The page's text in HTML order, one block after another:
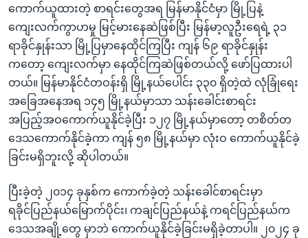
ကောက်ယူထားတဲ့ စာရင်းတွေအရ မြန်မာနိုင်ငံမှာ မြို့ပြနဲ့
ကျေးလက်ကွာဟမှု မြင့်မားနေဆဲဖြစ်ပြီး မြန်မာ့လူဦးရေရဲ့ ၃၁
ရာခိုင်နှုန်းသာ မြို့ပြမှာနေထိုင်ကြပြီး ကျန် ၆၉ ရာခိုင်နှုန်း
ကတော့ ကျေးလက်မှာ နေထိုင်ကြဆဲဖြစ်တယ်လို့ ဖော်ပြထားပါ
တယ်။ မြန်မာနိုင်ငံတဝန်းရှိ မြို့နယ်ပေါင်း ၃၃၀ ရှိတဲ့ထဲ လုံခြုံရေး
အခြေအနေအရ ၁၄၅ မြို့နယ်မှာသာ သန်းခေါင်းစာရင်း
အပြည့်အဝကောက်ယူနိုင်ခဲ့ပြီး ၁၂၇ မြို့နယ်မှာတော့ တစိတ်တ
ဒေသကောက်နိုင်ခဲ့ကာ ကျန် ၅၈ မြို့နယ်မှာ လုံးဝ ကောက်ယူနိုင်ခဲ့
ခြင်းမရှိဘူးလို့ ဆိုပါတယ်။
ပြီးခဲ့တဲ့ ၂၀၁၄ ခုနှစ်က ကောက်ခဲ့တဲ့ သန်းခေါင်စာရင်းမှာ
ရခိုင်ပြည်နယ်မြောက်ပိုင်း၊ ကချင်ပြည်နယ်နဲ့ ကရင်ပြည်နယ်က
ဒေသအချို့တွေ မှာဘဲ ကောက်ယူနိုင်ခဲ့ခြင်းမရှိခဲ့တာပါ။ ၂၀၂၄ ခု